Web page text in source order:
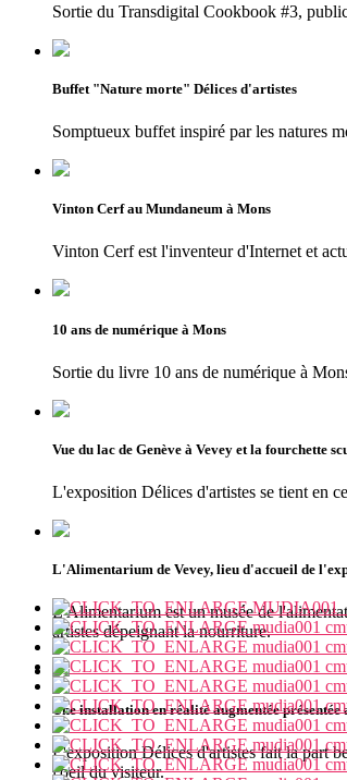
Sortie du Transdigital Cookbook #3,
Buffet "Nature morte" Délices d'artistes
Somptueux buffet inspiré par les natures
Vinton Cerf au Mundaneum à Mons
Vinton Cerf est l'inventeur d'Internet et
10 ans de numérique à Mons
Sortie du livre 10 ans de numérique à
Vue du lac de Genève à Vevey et la fourchette
L'exposition Délices d'artistes se tient en
L'Alimentarium de Vevey, lieu d'accueil de
L'Alimentarium est un musée de
artistes dépeignant la nourriture.
Une installation en réalité augmentée
L'exposition Délices d'artistes fait la part
l'oeil du visiteur.